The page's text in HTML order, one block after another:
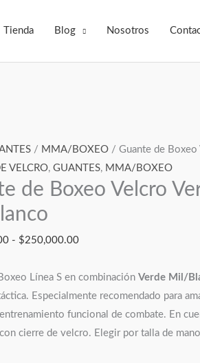
Tienda Blog Nosotros
/ MMA/BOXEO / Guante de
VELCRO, GUANTES, MMA/BOXEO
de Boxeo Velcro
- $250,000.00
Rango
de
precios:
hasta
Línea S en combinación Verde Mil/
Especialmente recomendado para
funcional de combate. En
cierre de velcro. Elegir por talla de